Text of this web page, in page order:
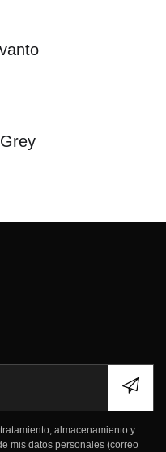
almacenamiento y
mis datos personales (correo